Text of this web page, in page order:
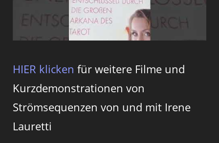
HIER klicken für weitere Filme und
Kurzdemonstrationen von
Strömsequenzen von und mit Irene
Lauretti